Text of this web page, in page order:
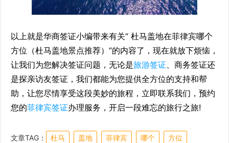
以上就是华商签证小编带来有关“ 杜马盖地在菲律宾哪个
方位（杜马盖地景点推荐）”的内容了，现在就放下烦恼，
让我们为您解决签证问题，无论是旅游签证、商务签证还
是探亲访友签证，我们都能为您提供全方位的支持和帮
助，让您尽情享受这段美妙的旅程，立即联系我们，预约
您的菲律宾签证办理服务，开启一段难忘的旅行之旅!
文章TAG： 杜马 盖地 菲律宾 哪个
方位